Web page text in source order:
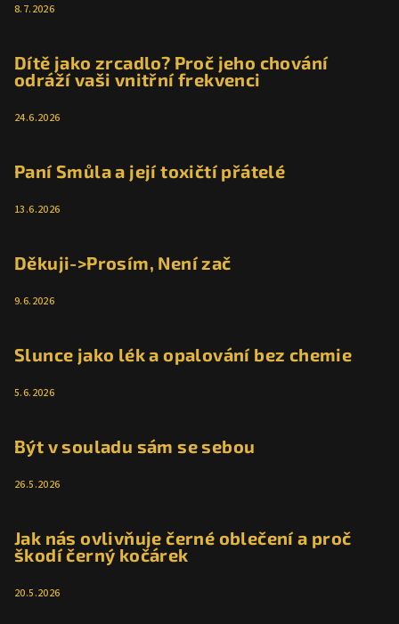
8.7.2026
Dítě jako zrcadlo? Proč jeho chování
odráží vaši vnitřní frekvenci
24.6.2026
Paní Smůla a její toxičtí přátelé
13.6.2026
Děkuji->Prosím, Není zač
9.6.2026
Slunce jako lék a opalování bez chemie
5.6.2026
Být v souladu sám se sebou
26.5.2026
Jak nás ovlivňuje černé oblečení a proč
škodí černý kočárek
20.5.2026